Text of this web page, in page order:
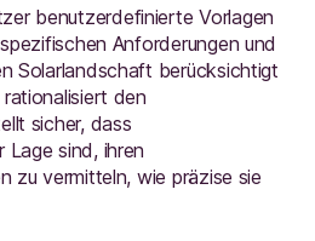
benutzerdefinierte Vorlagen
Anforderungen und
Solarlandschaft berücksichtigt
den
sicher, dass
Lage sind, ihren
zu vermitteln, wie präzise sie